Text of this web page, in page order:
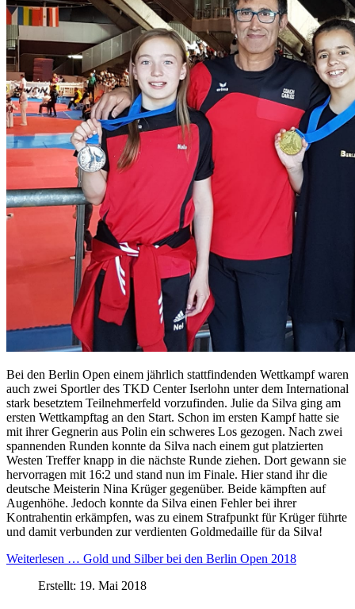
Bei den Berlin Open einem jährlich stattfindenden Wettkampf waren
auch zwei Sportler des TKD Center Iserlohn unter dem International
stark besetztem Teilnehmerfeld vorzufinden. Julie da Silva ging am
ersten Wettkampftag an den Start. Schon im ersten Kampf hatte sie
mit ihrer Gegnerin aus Polin ein schweres Los gezogen. Nach zwei
spannenden Runden konnte da Silva nach einem gut platzierten
Westen Treffer knapp in die nächste Runde ziehen. Dort gewann sie
hervorragen mit 16:2 und stand nun im Finale. Hier stand ihr die
deutsche Meisterin Nina Krüger gegenüber. Beide kämpften auf
Augenhöhe. Jedoch konnte da Silva einen Fehler bei ihrer
Kontrahentin erkämpfen, was zu einem Strafpunkt für Krüger führte
und damit verbunden zur verdienten Goldmedaille für da Silva!
Weiterlesen … Gold und Silber bei den Berlin Open 2018
Erstellt: 19. Mai 2018